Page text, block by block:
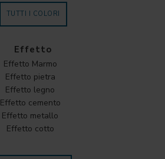
TUTTI I COLORI
Effetto
Effetto Marmo
Effetto pietra
Effetto legno
Effetto cemento
Effetto metallo
Effetto cotto